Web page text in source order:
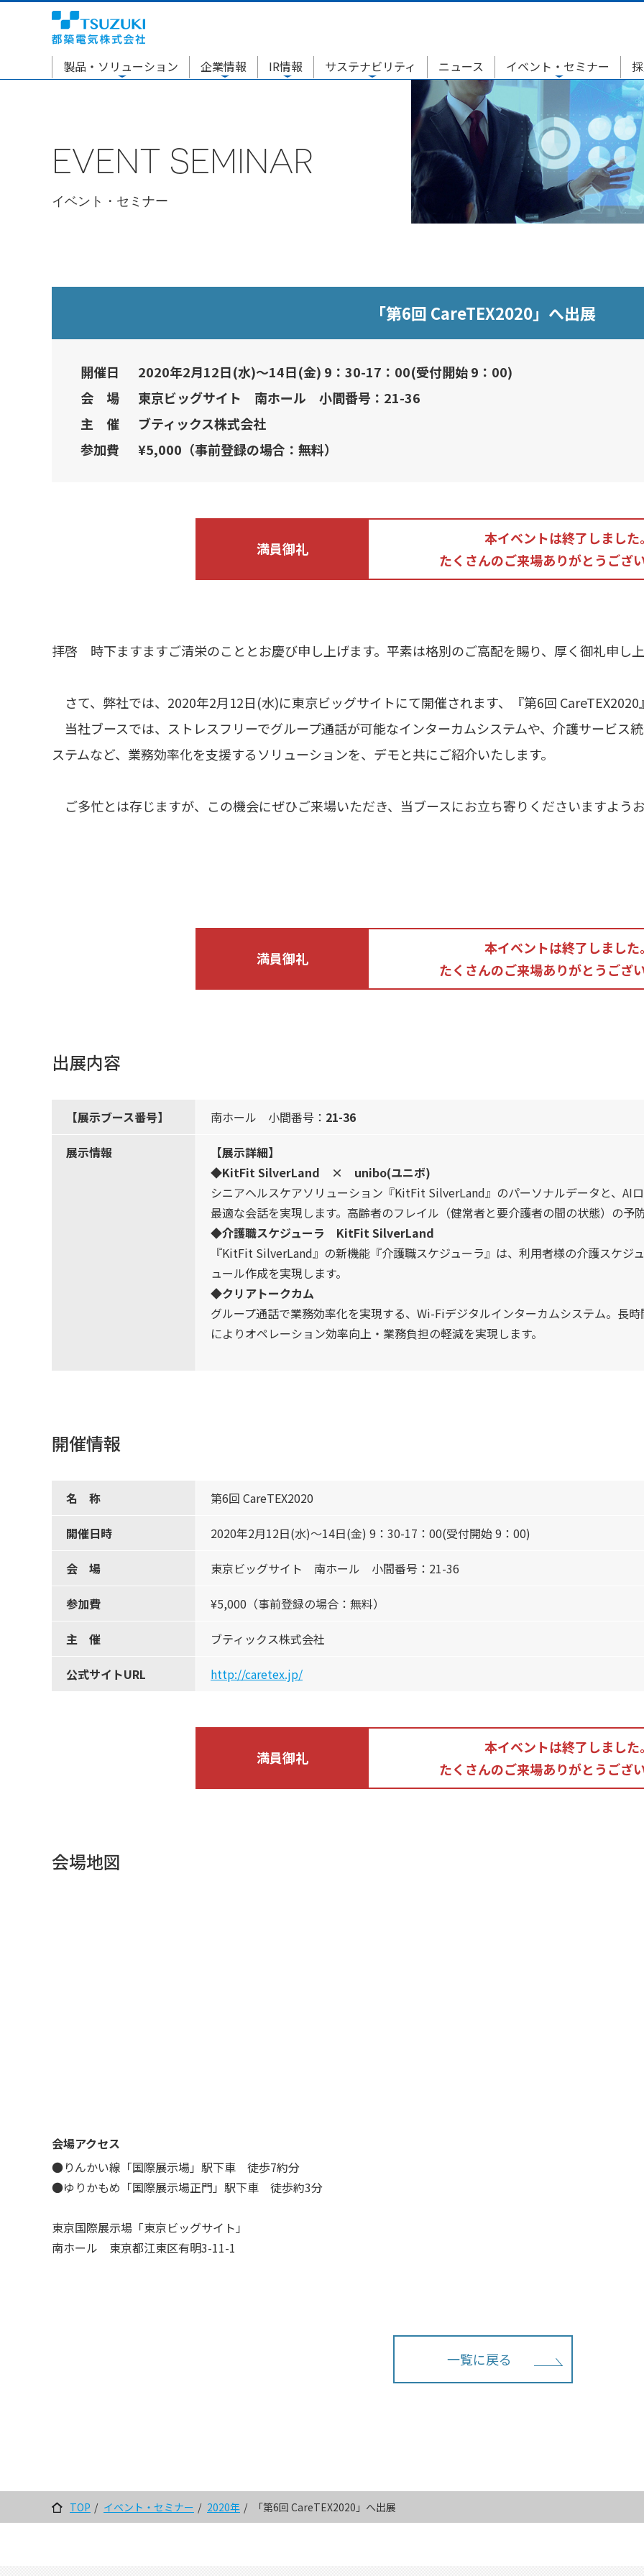
製品・ソリューション 企業情報 IR情報 サステナビリティ ニュース イベント・セミナー
EVENT SEMINAR
イベント・セミナー
「第6回 CareTEX2020」へ出展
開催日
2020年2月12日(水)～14日(金) 9：30-17：00(受付開始 9：00)
会 場
東京ビッグサイト 南ホール 小間番号： 21-36
主 催
ブティックス株式会社
参加費
¥5,000（事前登録の場合：無料）
満員御礼
本イベントは終了しました。
たくさんのご来場ありがとうござ
拝啓 時下ますますご清栄のこととお慶び申し上げます。平素は格別のご高配を賜り、厚く御礼申し上
さて、弊社では、2020年2月12日(水)に東京ビッグサイトにて開催されます、『第6回 CareTEX2020
当社ブースでは、ストレスフリーでグループ通話が可能なインターカムシステムや、介護サービス
ステムなど、業務効率化を支援するソリューションを、デモと共にご紹介いたします。
ご多忙とは存じますが、この機会にぜひご来場いただき、当ブースにお立ち寄りくださいますようお
満員御礼
本イベントは終了しました。
たくさんのご来場ありがとうござ
出展内容
【展示ブース番号】 南ホール 小間番号： 21-36
展示情報
【展示詳細】
◆KitFit SilverLand × unibo(ユニボ)
シニアヘルスケアソリューション『KitFit SilverLand』のパーソナルデータと、AI
最適な会話を実現します。高齢者のフレイル（健常者と要介護者の間の状態）の予
◆介護職スケジューラ KitFit SilverLand
『KitFit SilverLand』の新機能『介護職スケジューラ』は、利用者様の介護スケジ
ュール作成を実現します。
◆クリアトークカム
グループ通話で業務効率化を実現する、Wi-Fiデジタルインターカムシステム。長
によりオペレーション効率向上・業務負担の軽減を実現します。
開催情報
名 称 第6回 CareTEX2020
開催日時 2020年2月12日(水)～14日(金) 9：30-17：00(受付開始 9：00)
会 場 東京ビッグサイト 南ホール 小間番号： 21-36
参加費 ¥5,000（事前登録の場合：無料）
主 催 ブティックス株式会社
公式サイトURL http://caretex.jp/
満員御礼
本イベントは終了しました。
たくさんのご来場ありがとうござ
会場地図
会場アクセス
●りんかい線「国際展示場」駅下車 徒歩7約分
●ゆりかもめ「国際展示場正門」駅下車 徒歩約3分
東京国際展示場「東京ビッグサイト」
南ホール 東京都江東区有明3-11-1
一覧に戻る
TOP イベント・セミナー 2020年 「第6回 CareTEX2020」へ出展